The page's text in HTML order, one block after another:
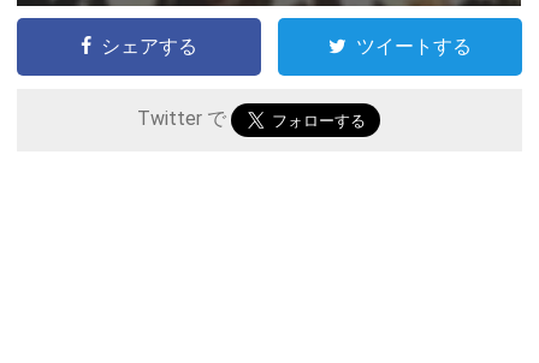
シェアする ツイートする
Twitter で